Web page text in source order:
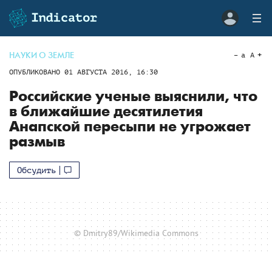
НАУКИ О ЗЕМЛЕ
ОПУБЛИКОВАНО 01 АВГУСТА 2016, 16:30
a A
Российские ученые выяснили, что
в ближайшие десятилетия
Анапской пересыпи не угрожает
размыв
Обсудить
© Dmitry89/Wikimedia Commons